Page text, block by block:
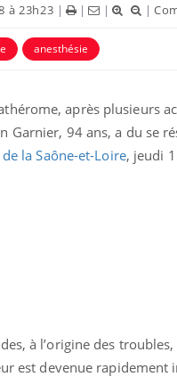
à 23h23 | | | |
anesthésie
après plusieurs
Garnier, 94 ans, a du se
la Saône-et-Loire, jeudi
à l’origine des
est devenue
attire l'attention